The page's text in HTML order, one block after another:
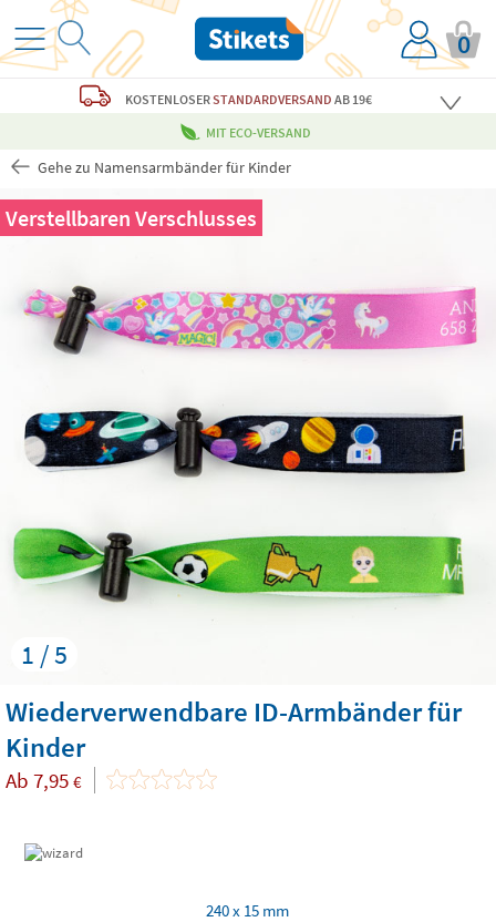
0
KOSTENLOSERSTANDARDVERSAND AB 19€
MIT ECO-VERSAND
Gehe zu Namensarmbänder für Kinder
1 / 5
Verstellbaren Verschlusses
Wiederverwendbare ID-Armbänder für
Kinder
Ab 7,95 €
240 x 15 mm